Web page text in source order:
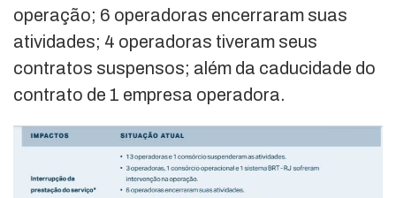
operação; 6 operadoras encerraram suas
atividades; 4 operadoras tiveram seus
contratos suspensos; além da caducidade do
contrato de 1 empresa operadora.